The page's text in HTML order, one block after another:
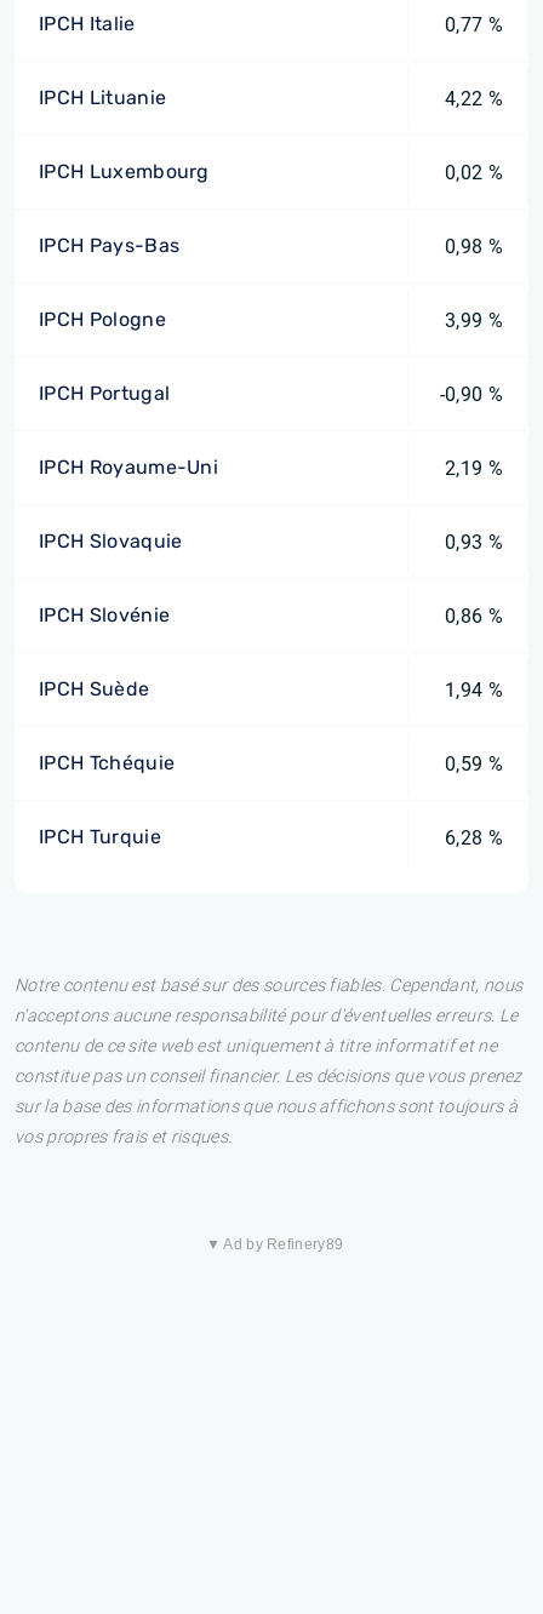
IPCH Italie 0,77 %
IPCH Lituanie 4,22 %
IPCH Luxembourg 0,02 %
IPCH Pays-Bas 0,98 %
IPCH Pologne 3,99 %
IPCH Portugal -0,90 %
IPCH Royaume-Uni 2,19 %
IPCH Slovaquie 0,93 %
IPCH Slovénie 0,86 %
IPCH Suède 1,94 %
IPCH Tchéquie 0,59 %
IPCH Turquie 6,28 %
Notre contenu est basé sur des sources fiables. Cependant, nous
n'acceptons aucune responsabilité pour d'éventuelles erreurs. Le
contenu de ce site web est uniquement à titre informatif et ne
constitue pas un conseil financier. Les décisions que vous prenez
sur la base des informations que nous affichons sont toujours à
vos propres frais et risques.
▼ Ad by Refinery89